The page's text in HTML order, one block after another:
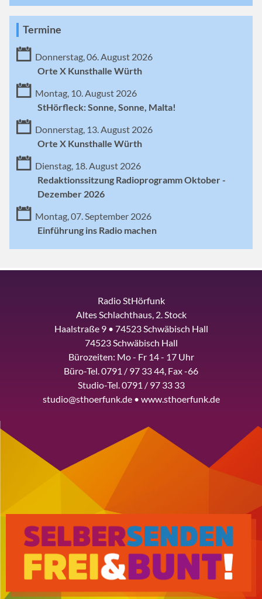
Termine
Donnerstag, 06. August 2026
Orte X Kunsthalle Würth
Montag, 10. August 2026
StHörfleck: Sonne, Sonne, Malta!
Donnerstag, 13. August 2026
Orte X Kunsthalle Würth
Dienstag, 18. August 2026
Redaktionssitzung Radioprogramm Oktober -
Dezember 2026
Montag, 07. September 2026
Einführung ins Radio machen
Radio StHörfunk
Altes Schlachthaus, 2. Stock
Haalstraße 9 • 74523 Schwäbisch Hall
74523 Schwäbisch Hall
Bürozeiten: Mo - Fr 14 - 17 Uhr
Büro-Tel. 0791 / 97 33 44, Fax -66
Studio-Tel. 0791 / 97 33 33
studio@sthoerfunk.de • www.sthoerfunk.de